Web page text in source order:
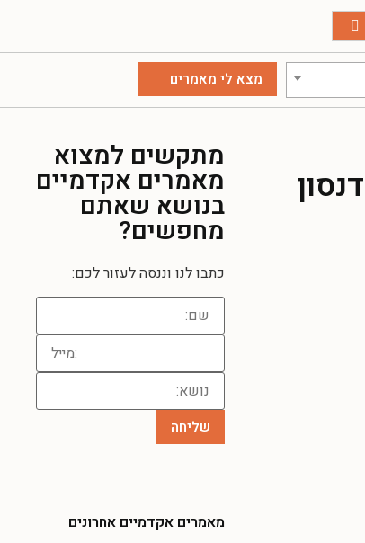
מתקשים למצוא
מאמרים אקדמיים
בנושא שאתם
מחפשים?
כתבו לנו וננסה לעזור לכם:
מאמרים אקדמיים אחרונים